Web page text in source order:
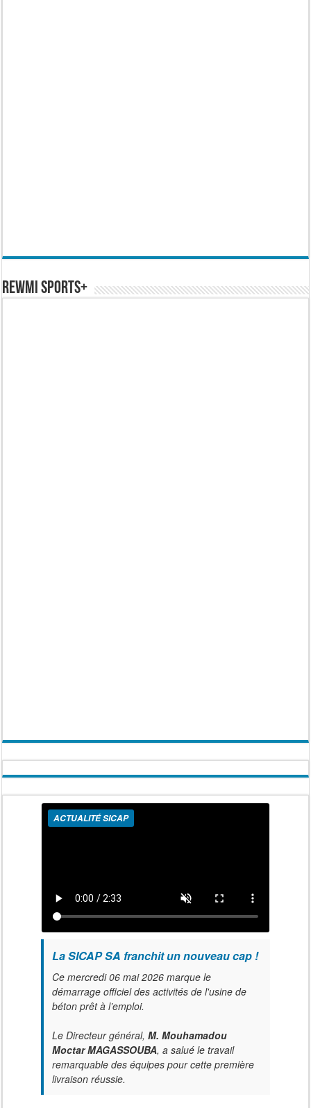
REWMI SPORTS+
ACTUALITÉ SICAP
La SICAP SA franchit un nouveau cap !
Ce mercredi 06 mai 2026 marque le
démarrage officiel des activités de l'usine de
béton prêt à l’emploi.
Le Directeur général, M. Mouhamadou
Moctar MAGASSOUBA, a salué le travail
remarquable des équipes pour cette première
livraison réussie.